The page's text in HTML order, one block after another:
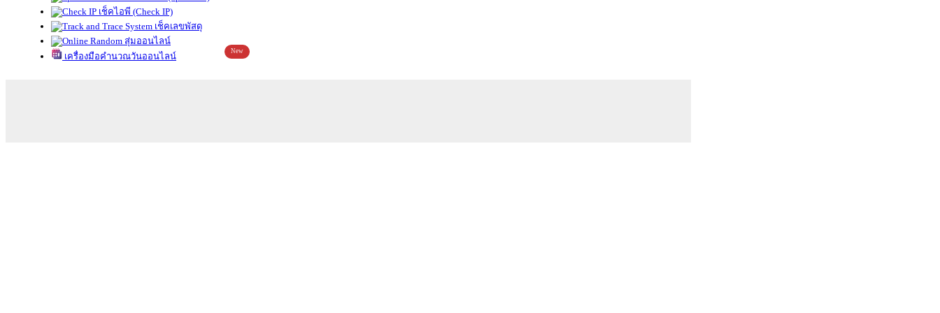
เช็คไอพี (Check IP)
เช็คเลขพัสดุ
สุ่มออนไลน์
เครื่องมือคำนวณวันออนไลน์
New